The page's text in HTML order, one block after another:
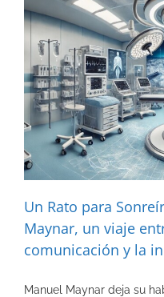
Un Rato para
Maynar, un viaje
comunicación y la
Manuel Maynar deja su